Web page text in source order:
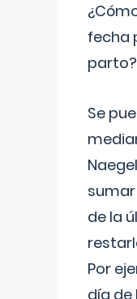
fecha
parto?
Se
de la
Por
día